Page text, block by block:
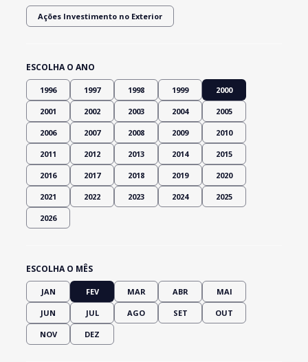
Ações Investimento no Exterior
ESCOLHA O ANO
1996 1997 1998 1999 2000
2001 2002 2003 2004 2005
2006 2007 2008 2009 2010
2011 2012 2013 2014 2015
2016 2017 2018 2019 2020
2021 2022 2023 2024 2025
2026
ESCOLHA O MÊS
JAN FEV MAR ABR MAI
JUN JUL AGO SET OUT
NOV DEZ